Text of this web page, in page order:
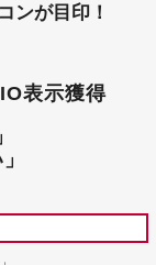
ンが目印！
表示獲得